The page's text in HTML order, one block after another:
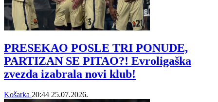
PRESEKAO POSLE TRI PONUDE,
PARTIZAN SE PITAO?! Evroligaška
zvezda izabrala novi klub!
Košarka 20:44 25.07.2026.